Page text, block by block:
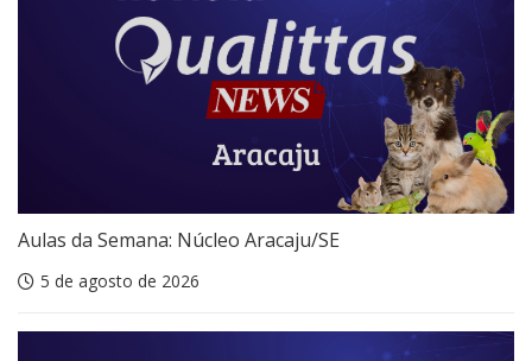
Aulas da Semana: Núcleo Aracaju/SE
5 de agosto de 2026